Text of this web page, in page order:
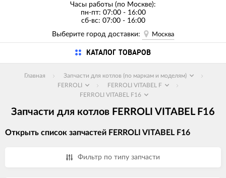
Часы работы (по Москве):
пн-пт: 07:00 - 16:00
сб-вс: 07:00 - 16:00
Выберите город доставки:
Москва
КАТАЛОГ ТОВАРОВ
Главная
Запчасти для котлов (по маркам и моделям)
FERROLI
FERROLI VITABEL F
FERROLI VITABEL F16
Запчасти для котлов FERROLI VITABEL F16
Открыть список запчастей FERROLI VITABEL F16
Фильтр по типу запчасти